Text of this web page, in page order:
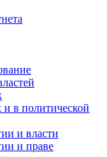
в политической
и власти
и праве